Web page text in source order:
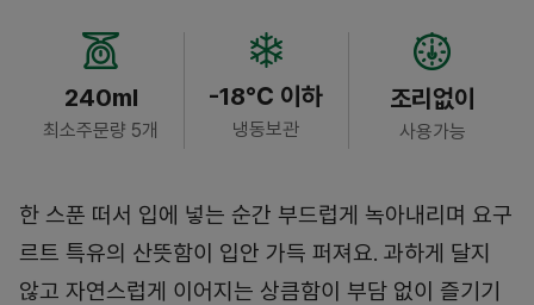
240ml
최소주문량 5개
-18℃ 이하
냉동보관
조리없이
사용가능
한 스푼 떠서 입에 넣는 순간 부드럽게 녹아내리며 요구
르트 특유의 산뜻함이 입안 가득 퍼져요. 과하게 달지
않고 자연스럽게 이어지는 상큼함이 부담 없이 즐기기